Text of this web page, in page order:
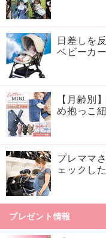
日差しを
ベビーカ
【月齢別
め抱っこ
プレママ
ェックし
プレゼント情報